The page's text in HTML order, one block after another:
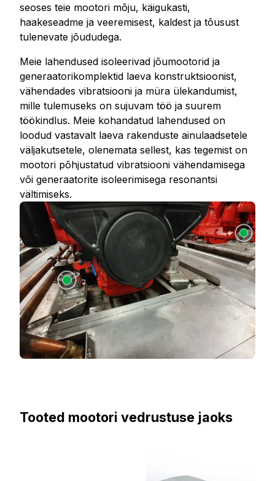
seoses teie mootori mõju, käigukasti,
haakeseadme ja veeremisest, kaldest ja tõusust
tulenevate jõududega.
Meie lahendused isoleerivad jõumootorid ja
generaatorikomplektid laeva konstruktsioonist,
vähendades vibratsiooni ja müra ülekandumist,
mille tulemuseks on sujuvam töö ja suurem
töökindlus. Meie kohandatud lahendused on
loodud vastavalt laeva rakenduste ainulaadsetele
väljakutsetele, olenemata sellest, kas tegemist on
mootori põhjustatud vibratsiooni vähendamisega
või generaatorite isoleerimisega resonantsi
vältimiseks.
Tooted mootori vedrustuse jaoks